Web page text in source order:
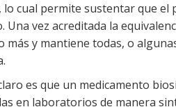
cual permite sustentar que el
Una vez acreditada la
más y mantiene todas, o
es que un medicamento
en laboratorios de manera